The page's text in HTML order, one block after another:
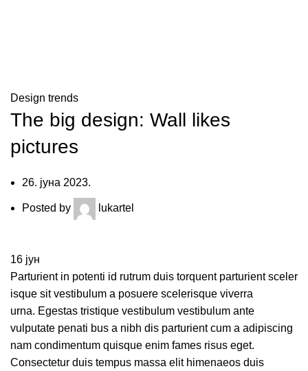
Design trends
The big design: Wall likes
pictures
26. јуна 2023.
Posted by lukartel
16 јун
Parturient in potenti id rutrum duis torquent parturient sceler
isque sit vestibulum a posuere scelerisque viverra
urna. Egestas tristique vestibulum vestibulum ante
vulputate penati bus a nibh dis parturient cum a adipiscing
nam condimentum quisque enim fames risus eget.
Consectetur duis tempus massa elit himenaeos duis